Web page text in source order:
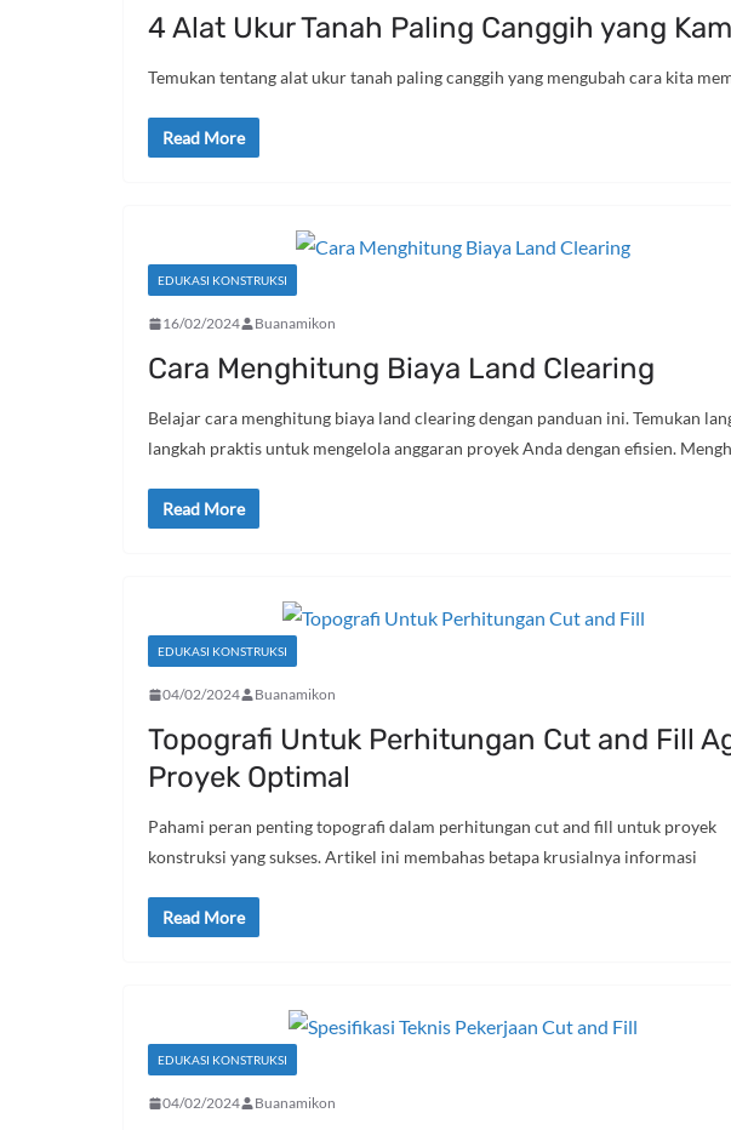
4 Alat Ukur Tanah Paling Canggih yang
Temukan tentang alat ukur tanah paling canggih yang mengubah cara kita
Read More
EDUKASI KONSTRUKSI
16/02/2024 Buanamikon
Cara Menghitung Biaya Land Clearing
Belajar cara menghitung biaya land clearing dengan panduan ini. Temukan
langkah praktis untuk mengelola anggaran proyek Anda dengan efisien.
Read More
EDUKASI KONSTRUKSI
04/02/2024 Buanamikon
Topografi Untuk Perhitungan Cut and Fill
Proyek Optimal
Pahami peran penting topografi dalam perhitungan cut and fill untuk proyek
konstruksi yang sukses. Artikel ini membahas betapa krusialnya informasi
Read More
EDUKASI KONSTRUKSI
04/02/2024 Buanamikon